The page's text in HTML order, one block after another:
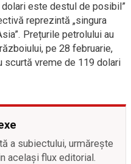
este destul de posibil”
reprezintă „singura
Prețurile petrolului au
pe 28 februarie,
scurtă vreme de 119 dolari
a subiectului, urmărește
același flux editorial.